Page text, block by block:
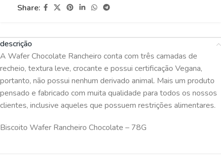
Share:
descrição
A Wafer Chocolate Rancheiro conta com três camadas de
recheio, textura leve, crocante e possui certificação Vegana,
portanto, não possui nenhum derivado animal. Mais um produto
pensado e fabricado com muita qualidade para todos os nossos
clientes, inclusive aqueles que possuem restrições alimentares.
Biscoito Wafer Rancheiro Chocolate – 78G